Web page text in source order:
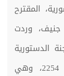
المقترح
جنيف، وردت
الدستورية
جزء لا يتجزأ من مجلس الأمن رقم 2254، وهي